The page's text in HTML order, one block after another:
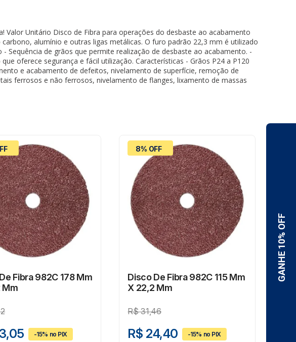
Valor Unitário Disco de Fibra para operações do desbaste ao acabamento
alumínio e outras ligas metálicas. O furo padrão 22,3 mm é utilizado
Sequência de grãos que permite realização de desbaste ao acabamento. -
oferece segurança e fácil utilização. Características - Grãos P24 a P120
e acabamento de defeitos, nivelamento de superfície, remoção de
ferrosos e não ferrosos, nivelamento de flanges, lixamento de massas
Fibra 982C 178 Mm
Mm
8% OFF
Disco De Fibra 982C 115 Mm
X 22,2 Mm
R$31,46
R$ 24,40